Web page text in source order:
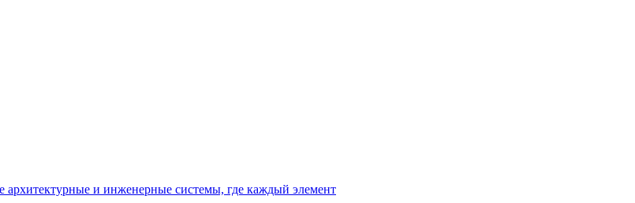
и инженерные системы, где каждый элемент